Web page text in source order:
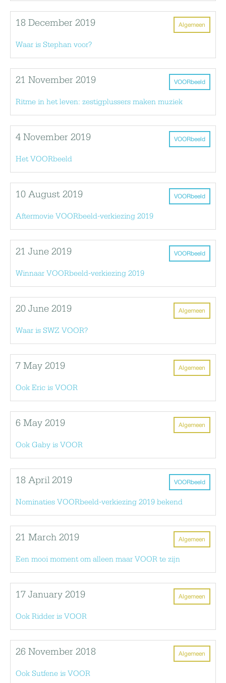
Algemeen
18 December 2019
Waar is Stephan voor?
VOORbeeld
21 November 2019
Ritme in het leven: zestigplussers maken muziek
VOORbeeld
4 November 2019
Het VOORbeeld
VOORbeeld
10 August 2019
Aftermovie VOORbeeld-verkiezing 2019
VOORbeeld
21 June 2019
Winnaar VOORbeeld-verkiezing 2019
Algemeen
20 June 2019
Waar is SWZ VOOR?
Algemeen
7 May 2019
Ook Eric is VOOR
Algemeen
6 May 2019
Ook Gaby is VOOR
VOORbeeld
18 April 2019
Nominaties VOORbeeld-verkiezing 2019 bekend
Algemeen
21 March 2019
Een mooi moment om alleen maar VOOR te zijn
Algemeen
17 January 2019
Ook Ridder is VOOR
Algemeen
26 November 2018
Ook Sutfene is VOOR